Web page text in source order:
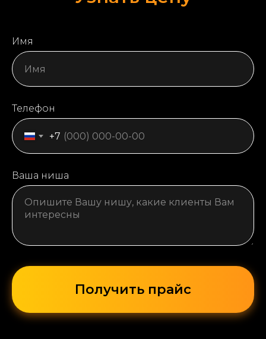
Имя
Телефон
+7
Ваша ниша
Получить прайс